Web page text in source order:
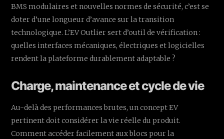
BMS modulaires et nouvelles normes de sécurité, c’est se
doter d’une longueur d’avance sur la transition
technologique. L’EV Outlier sert d’outil de vérification :
quelles interfaces mécaniques, électriques et logicielles
rendent la plateforme durablement adaptable ?
Charge, maintenance et cycle de vie
Au-delà des performances brutes, un concept EV
pertinent doit considérer la vie réelle du produit.
Comment accéder facilement aux blocs pour la